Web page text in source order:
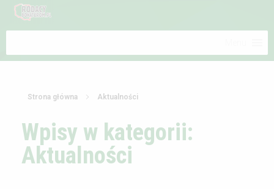
Strona główna Aktualności
Wpisy w kategorii:
Aktualności